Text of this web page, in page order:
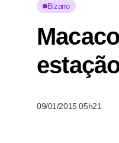
Bizarro
09/01/2015 05h21